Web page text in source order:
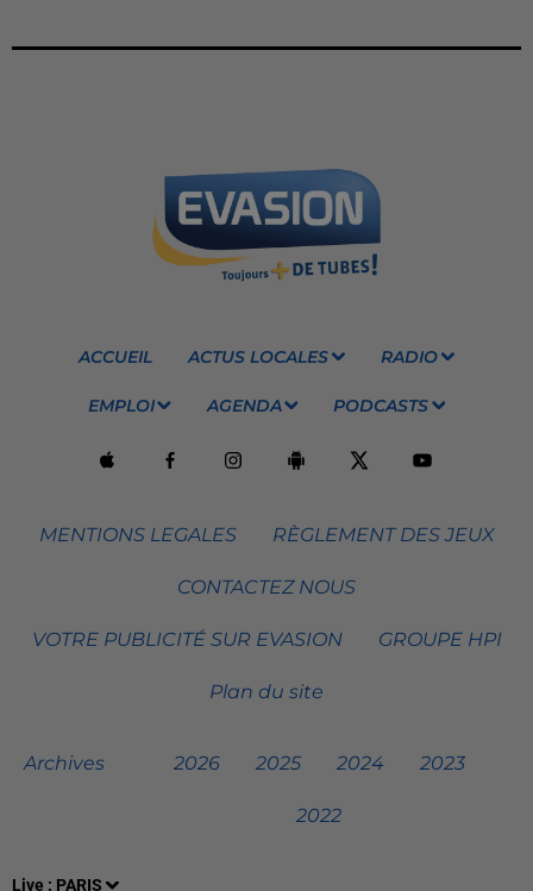
Live : PARIS
ACCUEIL ACTUS LOCALES RADIO
EMPLOI AGENDA PODCASTS
MENTIONS LEGALES RÈGLEMENT DES JEUX
CONTACTEZ NOUS
VOTRE PUBLICITÉ SUR EVASION GROUPE HPI
Plan du site
Archives 2026 2025 2024 2023
2022